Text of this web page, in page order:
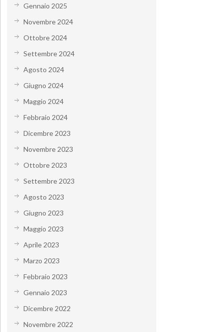
Gennaio 2025
Novembre 2024
Ottobre 2024
Settembre 2024
Agosto 2024
Giugno 2024
Maggio 2024
Febbraio 2024
Dicembre 2023
Novembre 2023
Ottobre 2023
Settembre 2023
Agosto 2023
Giugno 2023
Maggio 2023
Aprile 2023
Marzo 2023
Febbraio 2023
Gennaio 2023
Dicembre 2022
Novembre 2022